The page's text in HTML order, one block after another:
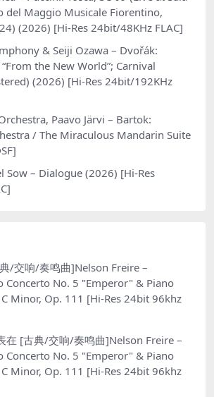
del Maggio Musicale Fiorentino,
(2026) [Hi-Res 24bit/48KHz FLAC]
& Seiji Ozawa – Dvořák:
the New World”; Carnival
(2026) [Hi-Res 24bit/192KHz
Paavo Järvi – Bartok:
/ The Miraculous Mandarin Suite
Sow – Dialogue (2026) [Hi-Res
/交响/奏鸣曲]Nelson Freire –
Concerto No. 5 "Emperor" & Piano
Minor, Op. 111 [Hi-Res 24bit 96khz
在 [古典/交响/奏鸣曲]Nelson Freire –
Concerto No. 5 "Emperor" & Piano
Minor, Op. 111 [Hi-Res 24bit 96khz